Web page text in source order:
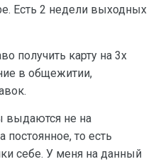
Есть 2 недели выходных
получить карту на 3х
в общежитии,
выдаются не на
то есть
себе. У меня на данный